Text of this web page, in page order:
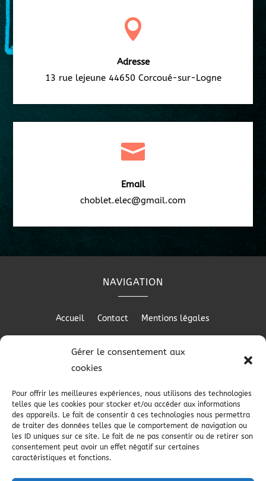
Gérer le consentement aux
cookies
Pour offrir les meilleures expériences, nous utilisons des technologies
telles que les cookies pour stocker et/ou accéder aux informations
des appareils. Le fait de consentir à ces technologies nous permettra
de traiter des données telles que le comportement de navigation ou
les ID uniques sur ce site. Le fait de ne pas consentir ou de retirer son
consentement peut avoir un effet négatif sur certaines
caractéristiques et fonctions.

Adresse
13 rue lejeune 44650 Corcoué-sur-Logne

Email
choblet.elec@gmail.com
NAVIGATION
Accueil Contact Mentions légales
RÉALISATION